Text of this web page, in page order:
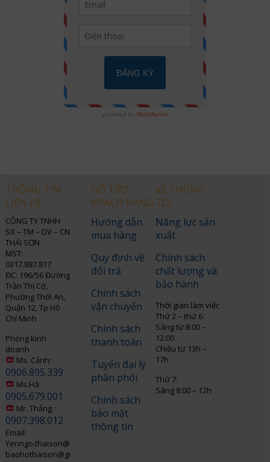
THÔNG TIN
LIÊN HỆ
CÔNG TY TNHH
SX – TM – DV – CN
THÁI SƠN
MST:
0317.887.817
ĐC: 196/56 Đường
Trần Thị Cờ,
Phường Thới An,
Quận 12, Tp Hồ
Chí Minh
Phòng kinh
doanh
Ms. Cảnh:
0906.895.339
Ms.Hà:
0905.679.001
Mr. Thắng :
0907.398.012
Email:
Yenngo.thaison@gmail.com
baohothaison@gmail.com
HỖ TRỢ
KHÁCH HÀNG
Hướng dẫn
mua hàng
Quy định về
đổi trả
Chính sách
vận chuyển
Chính sách
thanh toán
Tuyển đại lý
phân phối
Chính sách
bảo mật
thông tin
VỀ CHÚNG
TÔI
Năng lực sản
xuất
Chính sách
chất lượng và
bảo hành
Thời gian làm việc
Thứ 2 – thứ 6:
Sáng từ 8:00 –
12:00
Chiều từ 13h –
17h
Thứ 7:
Sáng 8:00 – 12h